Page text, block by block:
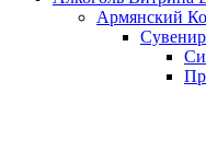
Армянский